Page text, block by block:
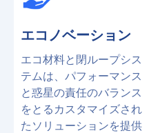
エコノベーション
エコ材料と閉ループシス
テムは、パフォーマンス
と惑星の責任のバランス
をとるカスタマイズされ
たソリューションを提供